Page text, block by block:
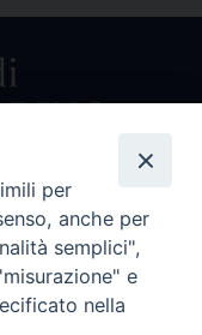
per
anche per
semplici",
e
nella